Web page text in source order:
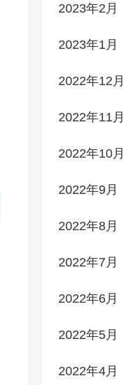
2023年2月
2023年1月
2022年12月
2022年11月
2022年10月
2022年9月
2022年8月
2022年7月
2022年6月
2022年5月
2022年4月